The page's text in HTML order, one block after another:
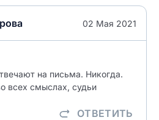
02 Мая 2021
на письма. Никогда.
всех смыслах, судьи
ОТВЕТИТЬ